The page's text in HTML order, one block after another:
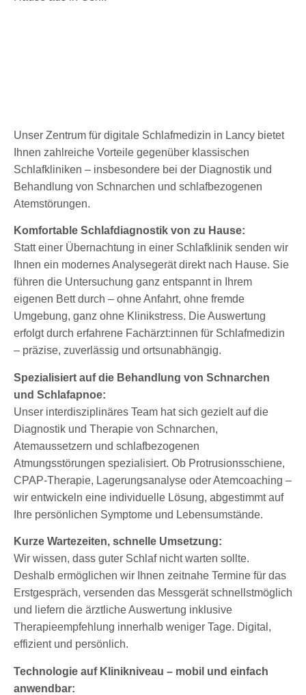
Unser Zentrum für digitale Schlafmedizin in Lancy bietet
Ihnen zahlreiche Vorteile gegenüber klassischen
Schlafkliniken – insbesondere bei der Diagnostik und
Behandlung von Schnarchen und schlafbezogenen
Atemstörungen.
Komfortable Schlafdiagnostik von zu Hause:
Statt einer Übernachtung in einer Schlafklinik senden wir
Ihnen ein modernes Analysegerät direkt nach Hause. Sie
führen die Untersuchung ganz entspannt in Ihrem
eigenen Bett durch – ohne Anfahrt, ohne fremde
Umgebung, ganz ohne Klinikstress. Die Auswertung
erfolgt durch erfahrene Fachärzt:innen für Schlafmedizin
– präzise, zuverlässig und ortsunabhängig.
Spezialisiert auf die Behandlung von Schnarchen
und Schlafapnoe:
Unser interdisziplinäres Team hat sich gezielt auf die
Diagnostik und Therapie von Schnarchen,
Atemaussetzern und schlafbezogenen
Atmungsstörungen spezialisiert. Ob Protrusionsschiene,
CPAP-Therapie, Lagerungsanalyse oder Atemcoaching –
wir entwickeln eine individuelle Lösung, abgestimmt auf
Ihre persönlichen Symptome und Lebensumstände.
Kurze Wartezeiten, schnelle Umsetzung:
Wir wissen, dass guter Schlaf nicht warten sollte.
Deshalb ermöglichen wir Ihnen zeitnahe Termine für das
Erstgespräch, versenden das Messgerät schnellstmöglich
und liefern die ärztliche Auswertung inklusive
Therapieempfehlung innerhalb weniger Tage. Digital,
effizient und persönlich.
Technologie auf Klinikniveau – mobil und einfach
anwendbar: